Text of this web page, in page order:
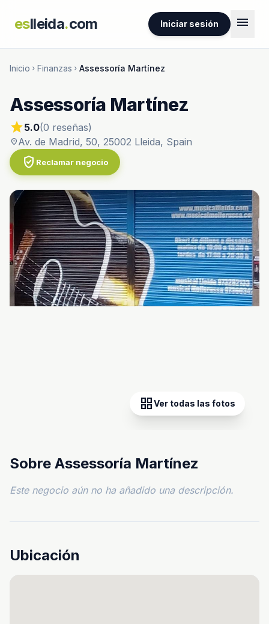
eslleida.com Iniciar sesión menu
Inicio chevron_right Finanzas chevron_right Assessoría Martínez
Assessoría Martínez
star5.0(0 reseñas)
location_onAv. de Madrid, 50, 25002 Lleida, Spain
verified_user Reclamar negocio
grid_viewVer todas las fotos
Sobre Assessoría Martínez
Este negocio aún no ha añadido una descripción.
Ubicación